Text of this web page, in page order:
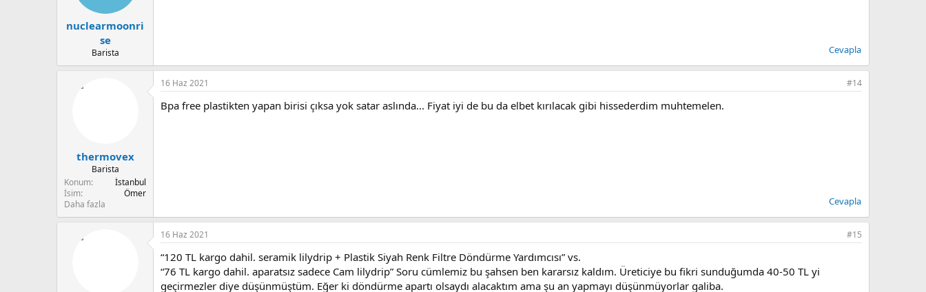
nuclearmoonri
se
Barista Cevapla
thermovex
Barista
Konum
İstanbul
İsim
Ömer
Daha fazla
16 Haz 2021 #14
Bpa free plastikten yapan birisi çıksa yok satar aslında... Fiyat iyi de bu da elbet kırılacak gibi hissederdim muhtemelen.
Cevapla
16 Haz 2021 #15
“120 TL kargo dahil. seramik lilydrip + Plastik Siyah Renk Filtre Döndürme Yardımcısı” vs.
“76 TL kargo dahil. aparatsız sadece Cam lilydrip” Soru cümlemiz bu şahsen ben kararsız kaldım. Üreticiye bu fikri sunduğumda 40-50 TL yi
geçirmezler diye düşünmüştüm. Eğer ki döndürme apartı olsaydı alacaktım ama şu an yapmayı düşünmüyorlar galiba.